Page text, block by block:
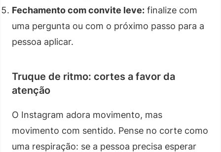
Fechamento com convite leve: finalize com
uma pergunta ou com o próximo passo para a
pessoa aplicar.
Truque de ritmo: cortes a favor da
atenção
O Instagram adora movimento, mas
movimento com sentido. Pense no corte como
uma respiração: se a pessoa precisa esperar